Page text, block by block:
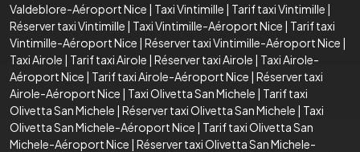
Valdeblore-Aéroport Nice | Taxi Vintimille | Tarif taxi Vintimille |
Réserver taxi Vintimille | Taxi Vintimille-Aéroport Nice | Tarif taxi
Vintimille-Aéroport Nice | Réserver taxi Vintimille-Aéroport Nice |
Taxi Airole | Tarif taxi Airole | Réserver taxi Airole | Taxi Airole-
Aéroport Nice | Tarif taxi Airole-Aéroport Nice | Réserver taxi
Airole-Aéroport Nice | Taxi Olivetta San Michele | Tarif taxi
Olivetta San Michele | Réserver taxi Olivetta San Michele | Taxi
Olivetta San Michele-Aéroport Nice | Tarif taxi Olivetta San
Michele-Aéroport Nice | Réserver taxi Olivetta San Michele-